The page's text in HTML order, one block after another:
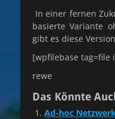
In einer fernen
basierte Variante
gibt es diese
[wpfilebase tag=file
rewe
Das Könnte
Ad-hoc